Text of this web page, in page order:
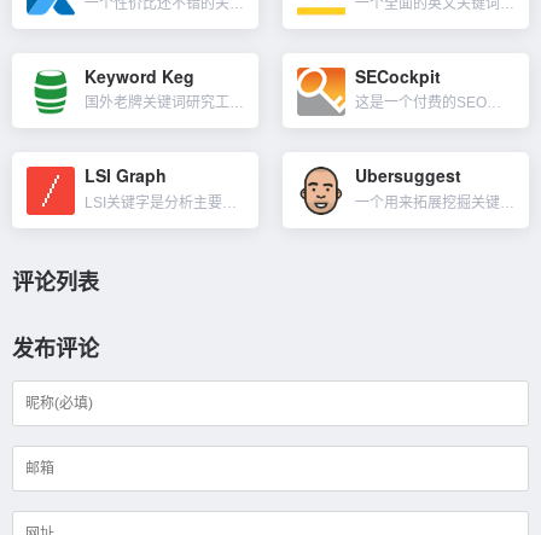
一个性价比还不错的关键词研究工具，注册帐户之后每天可免费进行关键词分析3次，每次可以得到50个关键词建议，关键字头脑风暴（长尾词拓展）可以使用3次，可选择不同语言及不同地区，对于专做细分行业的站长来说... 一个全面的英文关键词分析工具，操作简单、数据直观，快速地分析大量的关键词，并且给出相关的竞价、搜索数量、热度、竞争度等有用信息。支持选择各个国家和多语种，轻松找到竞争力较弱的关键字来获得大量的高转化流...
Keyword Keg
国外老牌关键词研究工具，其套件包含五个关键字研究工具（查找关键字/导入关键字/相关关键词/询问关键字/合并词工具），附带关键词准确的月搜索量，同时帮你挖掘来自youtube、bing、亚马逊、问答平台...
SECockpit
这是一个付费的SEO关键词研究工具，与其它工具一样，你可以在SECockpit上使用种子关键词获取关键词清单。关键词的来源范围包括：Google Suggest、Adwords、AmazonSugge...
LSI Graph Ubersuggest
评论列表
发布评论